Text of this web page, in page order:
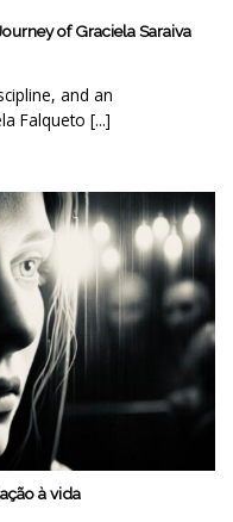
of Graciela Saraiva
and an
Falqueto [...]
à vida